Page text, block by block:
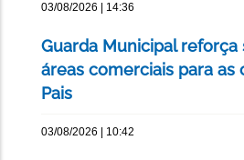
03/08/2026 | 14:36
Guarda Municipal reforça
áreas comerciais para as
Pais
03/08/2026 | 10:42